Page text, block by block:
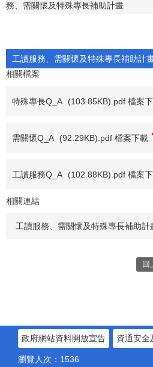
務、需關懷及特殊專長補助計畫
工讀服務、需關懷及特殊專長補助計
相關檔案
特殊專長Q_A (103.85KB).pdf 檔案
需關懷Q_A (92.29KB).pdf 檔案下載
工讀服務Q_A (102.88KB).pdf 檔案
相關連結
工讀服務、需關懷及特殊專長補助計
回
政府網站資料開放宣告 資通安全
瀏覽人次： 1536